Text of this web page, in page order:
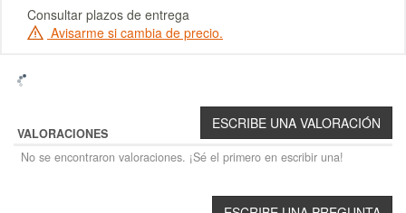
Consultar plazos de entrega
Avisarme si cambia de precio.
VALORACIONES
No se encontraron valoraciones. ¡Sé el primero en escribir una!